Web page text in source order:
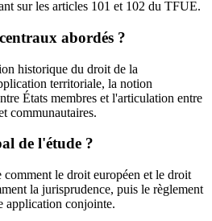
sur les articles 101 et 102 du TFUE.
abordés ?
historique du droit de la
territoriale, la notion
États membres et l'articulation entre
communautaires.
de l'étude ?
le droit européen et le droit
la jurisprudence, puis le règlement
application conjointe.